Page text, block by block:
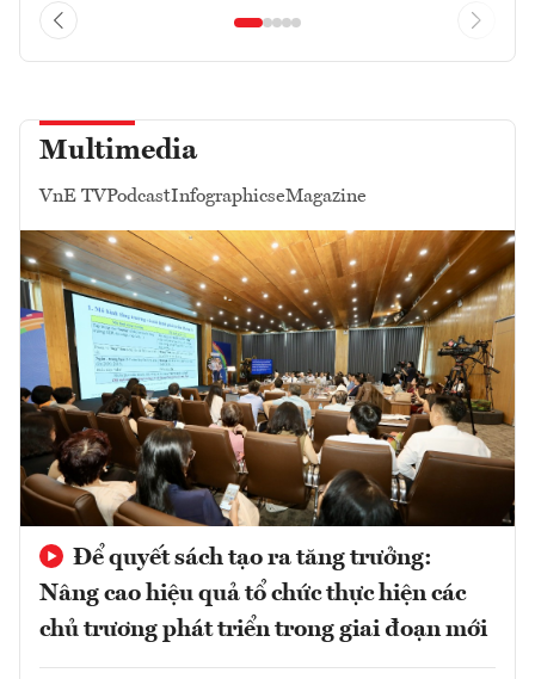
Multimedia
VnE TVPodcastInfographicseMagazine
Để quyết sách tạo ra tăng trưởng:
Nâng cao hiệu quả tổ chức thực hiện các
chủ trương phát triển trong giai đoạn mới